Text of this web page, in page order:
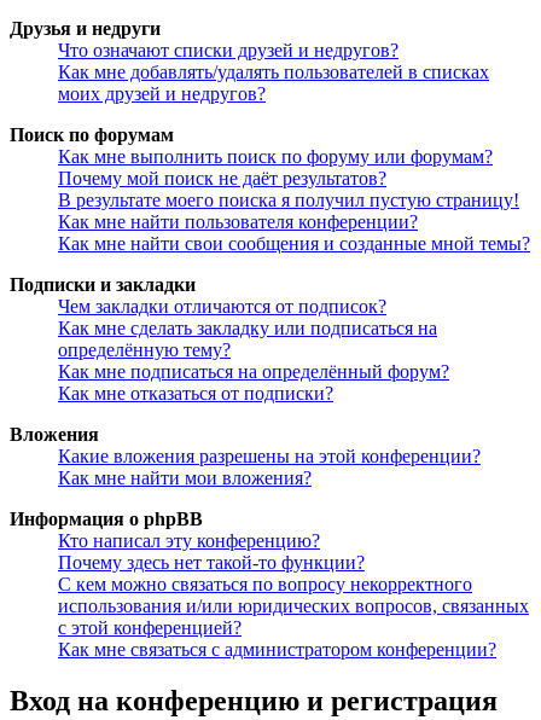
Друзья и недруги
Что означают списки друзей и недругов?
Как мне добавлять/удалять пользователей в списках
моих друзей и недругов?
Поиск по форумам
Как мне выполнить поиск по форуму или форумам?
Почему мой поиск не даёт результатов?
В результате моего поиска я получил пустую страницу!
Как мне найти пользователя конференции?
Как мне найти свои сообщения и созданные мной темы?
Подписки и закладки
Чем закладки отличаются от подписок?
Как мне сделать закладку или подписаться на
определённую тему?
Как мне подписаться на определённый форум?
Как мне отказаться от подписки?
Вложения
Какие вложения разрешены на этой конференции?
Как мне найти мои вложения?
Информация о phpBB
Кто написал эту конференцию?
Почему здесь нет такой-то функции?
С кем можно связаться по вопросу некорректного
использования и/или юридических вопросов, связанных
с этой конференцией?
Как мне связаться с администратором конференции?
Вход на конференцию и регистрация